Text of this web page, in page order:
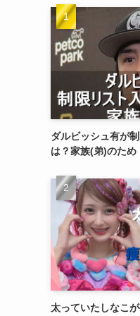
ダルビッシュ有が
は？家族(弟)のため
太っていたしなこ